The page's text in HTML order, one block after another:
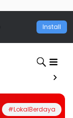
Install
#LokalBerdaya